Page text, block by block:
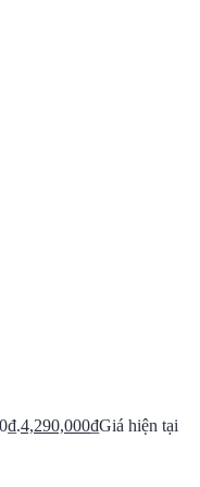
4,290,000₫Giá hiện tại